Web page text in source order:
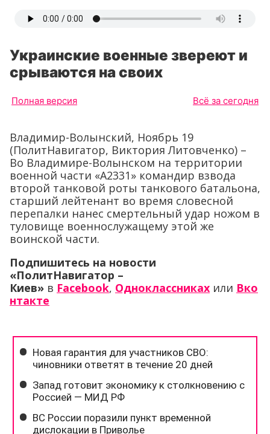
Украинские военные звереют и
срываются на своих
Полная версия Всё за сегодня
Владимир-Волынский, Ноябрь 19
(ПолитНавигатор, Виктория Литовченко) –
Во Владимире-Волынском на территории
военной части «А2331» командир взвода
второй танковой роты танкового батальона,
старший лейтенант во время словесной
перепалки нанес смертельный удар ножом в
туловище военнослужащему этой же
воинской части.
Подпишитесь на новости
«ПолитНавигатор –
Киев» в Facebook, Одноклассниках или Вко
нтакте